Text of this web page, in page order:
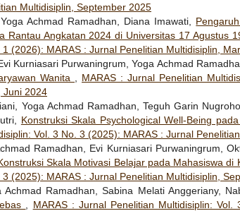
Multidisiplin, September 2025
Achmad Ramadhan, Diana Imawati,
Rantau Angkatan 2024 di Universitas 17 Agustus
1 (2026): MARAS : Jurnal Penelitian Multidisiplin,
Kurniasari Purwaningrum, Yoga Achmad
Wanita
MARAS : Jurnal Penelitian
Juni 2024
Yoga Achmad Ramadhan, Teguh Garin
Konstruksi Skala Psychological Well-Being
Vol. 3 No. 3 (2025): MARAS : Jurnal
Ramadhan, Evi Kurniasari Purwaningrum,
Skala Motivasi Belajar pada Mahasiswa di
3 (2025): MARAS : Jurnal Penelitian Multidisiplin,
Achmad Ramadhan, Sabina Melati Anggeriany,
MARAS : Jurnal Penelitian Multidisiplin: